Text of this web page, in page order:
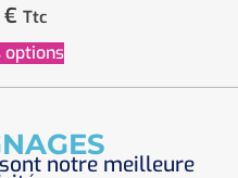
€ Ttc
options
notre meilleure